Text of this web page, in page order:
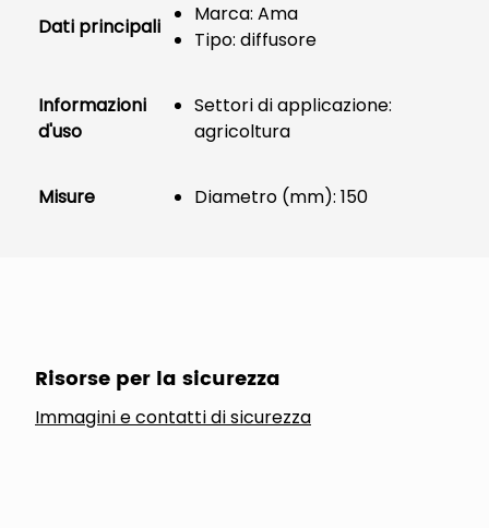
Dati principali
Marca: Ama
Tipo: diffusore
Informazioni
d'uso
Settori di applicazione:
agricoltura
Misure Diametro (mm): 150
Risorse per la sicurezza
Immagini e contatti di sicurezza